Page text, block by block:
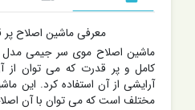
معرفی ماشین اصلاح پر
کامل و پر قدرت که می توان از
مختلف است که می توان با آن